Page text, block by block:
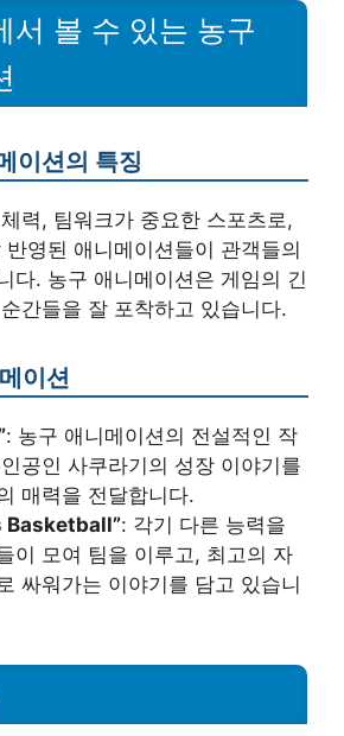
서 볼 수 있는 농구
이션의 특징
력, 팀워크가 중요한 스포츠로,
영된 애니메이션들이 관객들의
다. 농구 애니메이션은 게임의 긴
간들을 잘 포착하고 있습니다.
이션
: 농구 애니메이션의 전설적인 작
공인 사쿠라기의 성장 이야기를
매력을 전달합니다.
Basketball”: 각기 다른 능력을
이 모여 팀을 이루고, 최고의 자
싸워가는 이야기를 담고 있습니